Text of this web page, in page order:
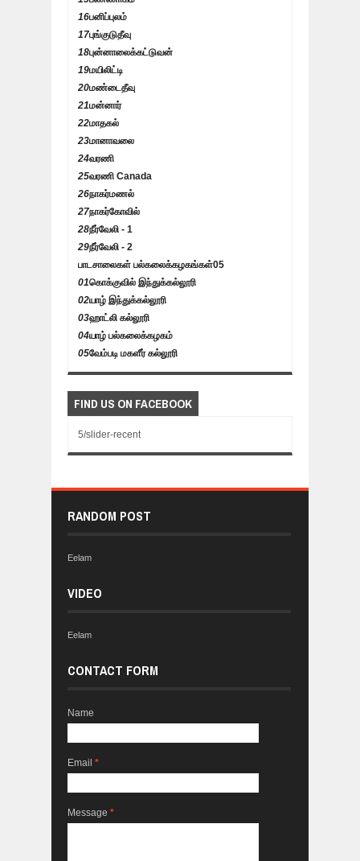
16பனிப்புலம்
17புங்குடுதீவு
18புன்னாலைக்கட்டுவன்
19மயிலிட்டி
20மண்டைதீவு
21மன்னார்
22மாதகல்
23மானாவலை
24வரணி
25வரணி Canada
26நாகர்மணல்
27நாகர்கோவில்
28நீர்வேலி - 1
29நீர்வேலி - 2
பாடசாலைகள் பல்கலைக்கழகங்கள்05
01கொக்குவில் இந்துக்கல்லூரி
02யாழ் இந்துக்கல்லூரி
03ஹாட்லி கல்லூரி
04யாழ் பல்கலைக்கழகம்
05வேம்படி மகளீர் கல்லூரி
FIND US ON FACEBOOK
5/slider-recent
RANDOM POST
Eelam
VIDEO
Eelam
CONTACT FORM
Name
Email *
Message *